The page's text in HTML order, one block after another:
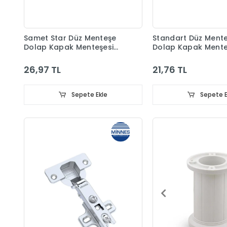
Samet Star Düz Menteşe
Dolap Kapak Menteşesi
26,97 TL
Sepete Ekle
Standart Düz
Dolap Kapak
21,76 TL
Sepete